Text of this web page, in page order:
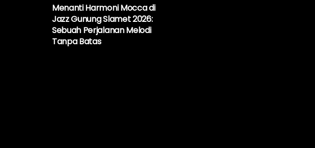
Menanti Harmoni Mocca di
Jazz Gunung Slamet 2026:
Sebuah Perjalanan Melodi
Tanpa Batas